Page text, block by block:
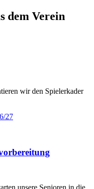
dem Verein
wir den Spielerkader
27